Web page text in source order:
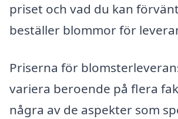
priset och vad du kan
beställer blommor för
Priserna för
variera beroende på flera
några av de aspekter som